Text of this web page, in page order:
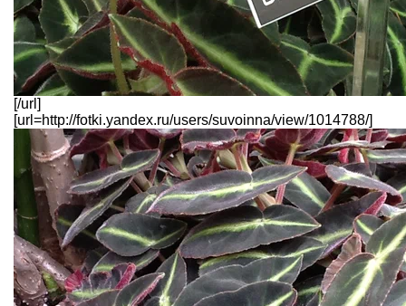
[/url]
[url=http://fotki.yandex.ru/users/suvoinna/view/1014788/]